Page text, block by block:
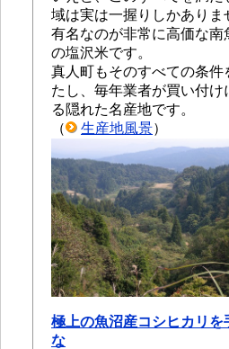
域は実は一握りしかありま
有名なのが非常に高価な南
の塩沢米です。
真人町もそのすべての条件
たし、毎年業者が買い付け
る隠れた名産地です。
（
生産地風景）
極上の魚沼産コシヒカリを
な